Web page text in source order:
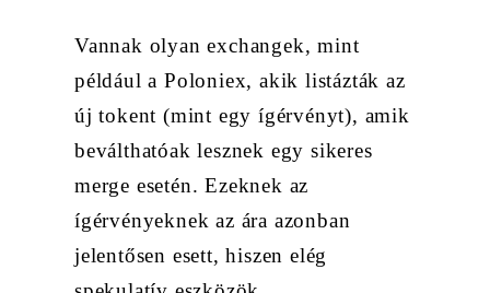
Vannak olyan exchangek, mint
például a Poloniex, akik listázták az
új tokent (mint egy ígérvényt), amik
beválthatóak lesznek egy sikeres
merge esetén. Ezeknek az
ígérvényeknek az ára azonban
jelentősen esett, hiszen elég